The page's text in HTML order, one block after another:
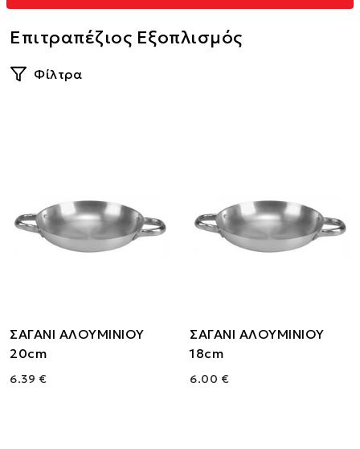
Επιτραπέζιος Εξοπλισμός
Φίλτρα
ΣΑΓΑΝΙ ΑΛΟΥΜΙΝΙΟΥ
20cm
6.39 €
ΣΑΓΑΝΙ ΑΛΟΥΜΙΝΙΟΥ
18cm
6.00 €